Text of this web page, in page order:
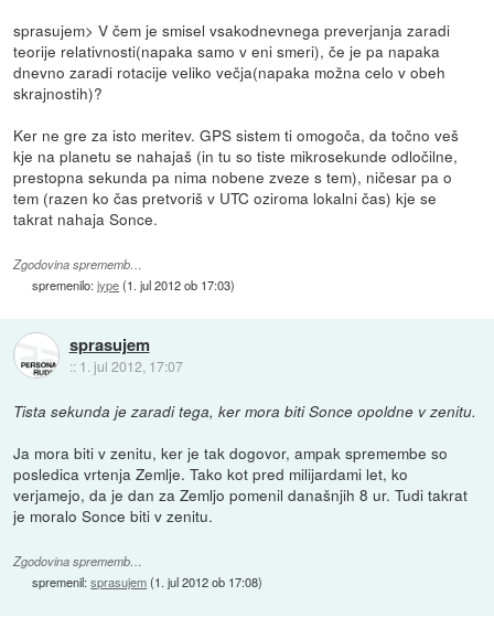
sprasujem> V čem je smisel vsakodnevnega preverjanja zaradi
teorije relativnosti(napaka samo v eni smeri), če je pa napaka
dnevno zaradi rotacije veliko večja(napaka možna celo v obeh
skrajnostih)?
Ker ne gre za isto meritev. GPS sistem ti omogoča, da točno veš
kje na planetu se nahajaš (in tu so tiste mikrosekunde odločilne,
prestopna sekunda pa nima nobene zveze s tem), ničesar pa o
tem (razen ko čas pretvoriš v UTC oziroma lokalni čas) kje se
takrat nahaja Sonce.
Zgodovina sprememb…
spremenilo:jype(1. jul 2012 ob 17:03)
sprasujem
:: 1. jul 2012, 17:07
Tista sekunda je zaradi tega, ker mora biti Sonce opoldne v zenitu.
Ja mora biti v zenitu, ker je tak dogovor, ampak spremembe so
posledica vrtenja Zemlje. Tako kot pred milijardami let, ko
verjamejo, da je dan za Zemljo pomenil današnjih 8 ur. Tudi takrat
je moralo Sonce biti v zenitu.
Zgodovina sprememb…
spremenil:sprasujem(1. jul 2012 ob 17:08)